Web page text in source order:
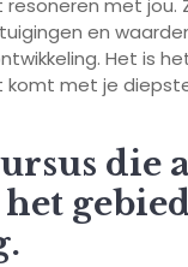
met jou.
en
Het is
komt met je
die